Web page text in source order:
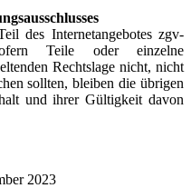
des Internetangebotes zgv-
Teile oder einzelne
Rechtslage nicht, nicht
sollten, bleiben die übrigen
und ihrer Gültigkeit davon
2023